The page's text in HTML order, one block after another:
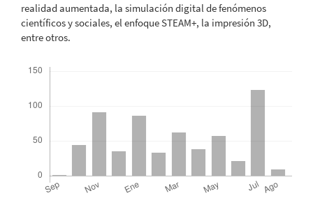
realidad aumentada, la simulación digital de fenómenos
científicos y sociales, el enfoque STEAM+, la impresión 3D,
entre otros.